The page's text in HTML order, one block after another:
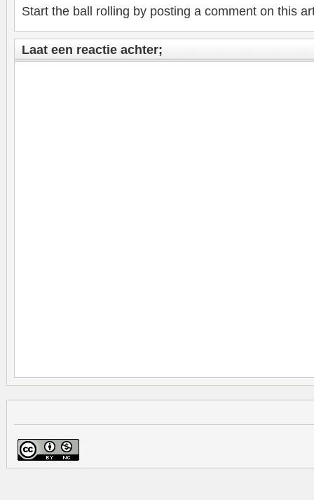
Start the ball rolling by posting a comment on this
Laat een reactie achter;